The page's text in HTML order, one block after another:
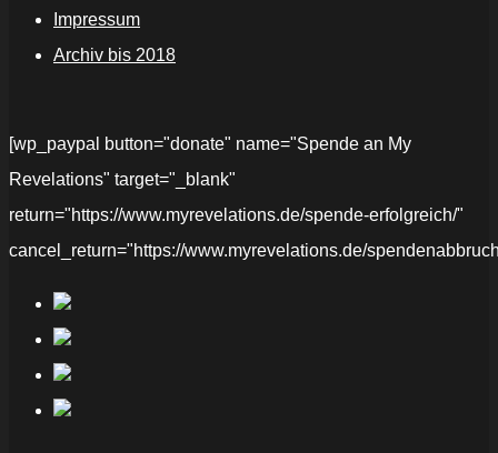
Impressum
Archiv bis 2018
[wp_paypal button="donate" name="Spende an My
Revelations" target="_blank"
return="https://www.myrevelations.de/spende-erfolgreich/"
cancel_return="https://www.myrevelations.de/